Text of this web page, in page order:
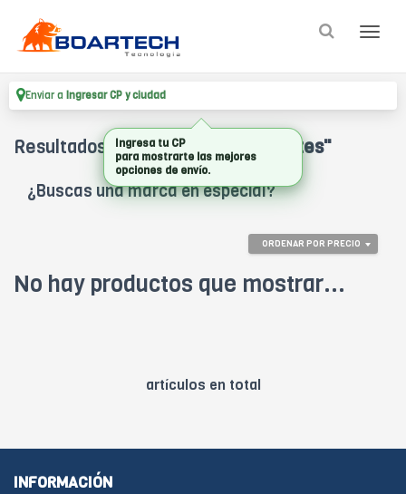
Enviar a Ingresar CP y ciudad
Resultados para"cricut pack tapetes"
¿Buscas una marca en especial?
ORDENAR POR PRECIO
No hay productos que mostrar...
artículos en total
INFORMACIÓN
Ingresa tu CP
para mostrarte las mejores
opciones de envío.